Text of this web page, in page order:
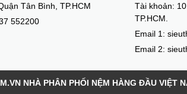
Tân Bình, TP.HCM
552200
Tài khoản:
TP.HCM.
Email 1:
Email 2:
NHÀ PHÂN PHỐI NỆM HÀNG ĐẦU VIỆT